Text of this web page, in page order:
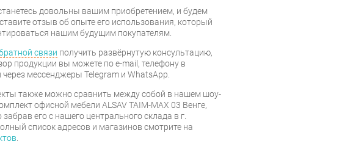
довольны вашим приобретением, и будем
отзыв об опыте его использования, который
нашим будущим покупателям.
связи получить развёрнутую консультацию,
продукции вы можете по e-mail, телефону в
через мессенджеры Telegram и WhatsApp.
также можно сравнить между собой в нашем шоу-
офисной мебели ALSAV TAIM-MAX 03 Венге,
его с нашего центрального склада в г.
список адресов и магазинов смотрите на
.